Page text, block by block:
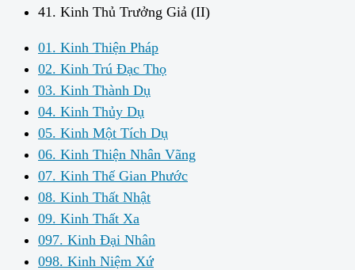
41. Kinh Thủ Trưởng Giả (II)
01. Kinh Thiện Pháp
02. Kinh Trú Đạc Thọ
03. Kinh Thành Dụ
04. Kinh Thủy Dụ
05. Kinh Một Tích Dụ
06. Kinh Thiện Nhân Vãng
07. Kinh Thế Gian Phước
08. Kinh Thất Nhật
09. Kinh Thất Xa
097. Kinh Đại Nhân
098. Kinh Niệm Xứ